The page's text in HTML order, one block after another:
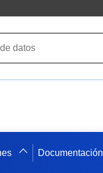
Documentación